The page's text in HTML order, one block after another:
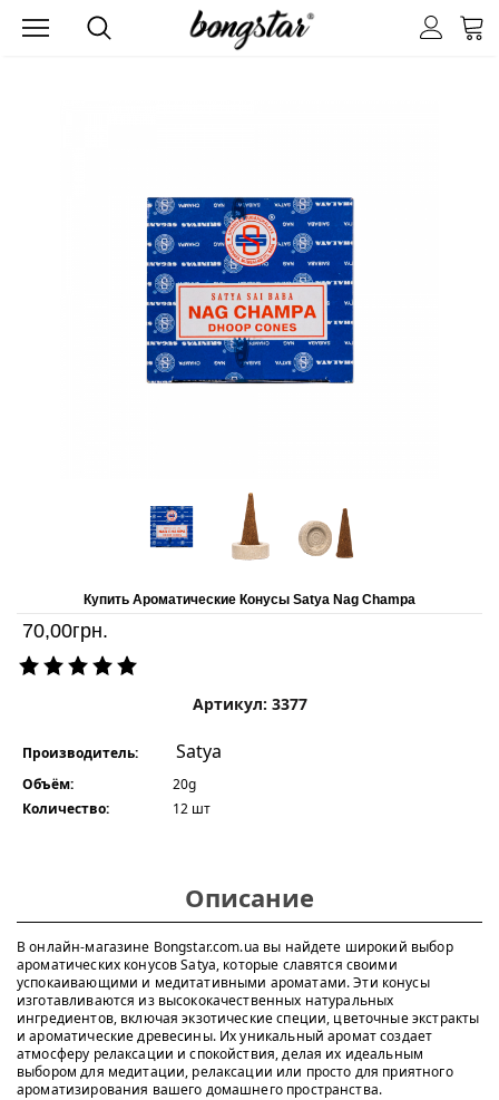
Купить Ароматические Конусы Satya Nag Champa
70,00грн.
Артикул: 3377
Производитель: Satya
Объём:
20g
Количество:
12 шт
Описание
В онлайн-магазине Bongstar.com.ua вы найдете широкий выбор
ароматических конусов Satya, которые славятся своими
успокаивающими и медитативными ароматами. Эти конусы
изготавливаются из высококачественных натуральных
ингредиентов, включая экзотические специи, цветочные экстракты
и ароматические древесины. Их уникальный аромат создает
атмосферу релаксации и спокойствия, делая их идеальным
выбором для медитации, релаксации или просто для приятного
ароматизирования вашего домашнего пространства.